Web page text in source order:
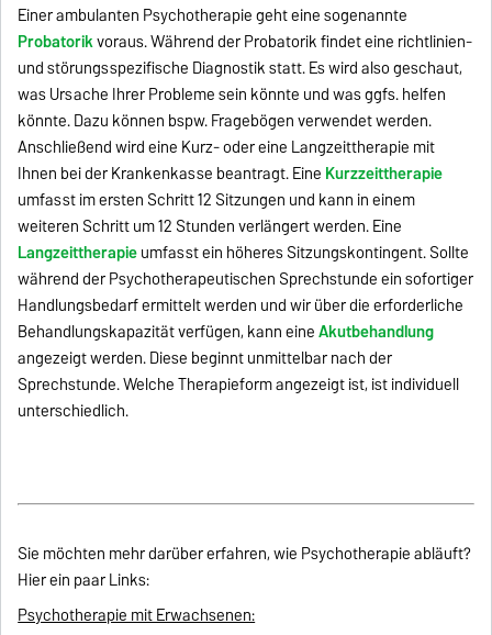
Einer ambulanten Psychotherapie geht eine sogenannte
Probatorikvoraus. Während der Probatorik findet eine richtlinien-
und störungsspezifische Diagnostik statt. Es wird also geschaut,
was Ursache Ihrer Probleme sein könnte und was ggfs. helfen
könnte. Dazu können bspw. Fragebögen verwendet werden.
Anschließend wird eine Kurz- oder eine Langzeittherapie mit
Ihnen bei der Krankenkasse beantragt. Eine Kurzzeittherapie
umfasst im ersten Schritt 12 Sitzungen und kann in einem
weiteren Schritt um 12 Stunden verlängert werden. Eine
Langzeittherapieumfasst ein höheres Sitzungskontingent. Sollte
während der Psychotherapeutischen Sprechstunde ein sofortiger
Handlungsbedarf ermittelt werden und wir über die erforderliche
Behandlungskapazität verfügen, kann eineAkutbehandlung
angezeigt werden. Diese beginnt unmittelbar nach der
Sprechstunde. Welche Therapieform angezeigt ist, ist individuell
unterschiedlich.
Sie möchten mehr darüber erfahren, wie Psychotherapie abläuft?
Hier ein paar Links:
Psychotherapie mit Erwachsenen: